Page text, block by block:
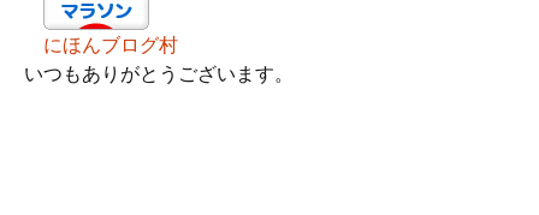
にほんブログ村
いつもありがとうございます。